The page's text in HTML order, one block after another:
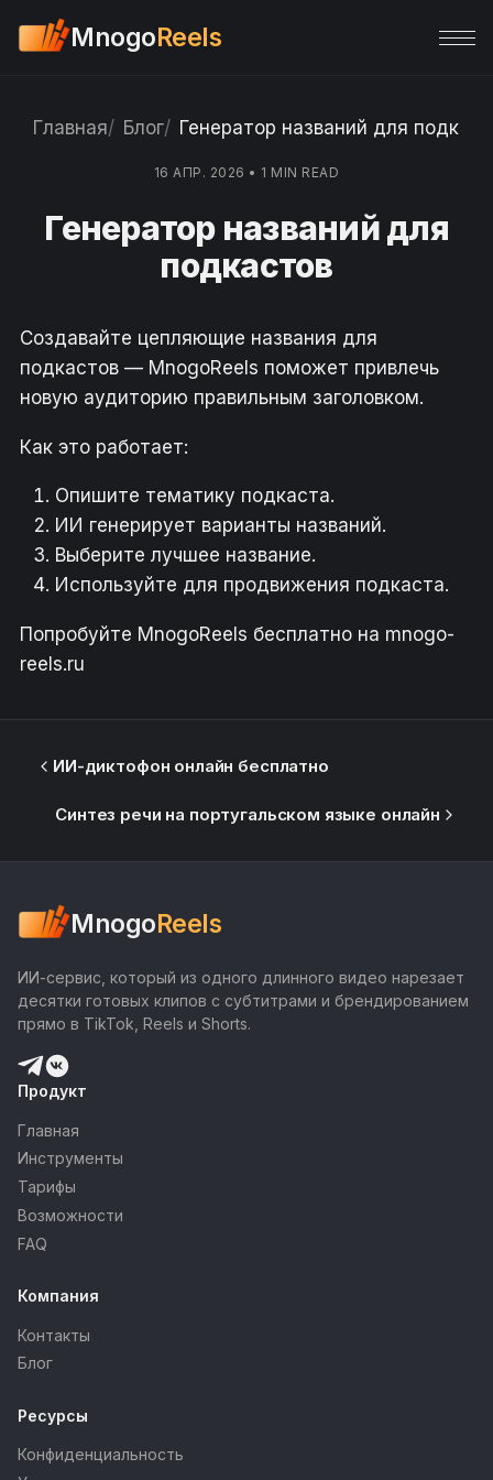
MnogoReels
Главная Блог Генератор названий для
16 АПР. 2026 • 1 MIN READ
Генератор названий для
подкастов
Создавайте цепляющие названия для
подкастов — MnogoReels поможет привлечь
новую аудиторию правильным заголовком.
Как это работает:
Опишите тематику подкаста.
ИИ генерирует варианты названий.
Выберите лучшее название.
Используйте для продвижения подкаста.
Попробуйте MnogoReels бесплатно на mnogo-
reels.ru
ИИ-диктофон онлайн бесплатно
Синтез речи на португальском языке онлайн
MnogoReels
ИИ-сервис, который из одного длинного видео нарезает
десятки готовых клипов с субтитрами и брендированием
прямо в TikTok, Reels и Shorts.
Продукт
Главная
Инструменты
Тарифы
Возможности
FAQ
Компания
Контакты
Блог
Ресурсы
Конфиденциальность